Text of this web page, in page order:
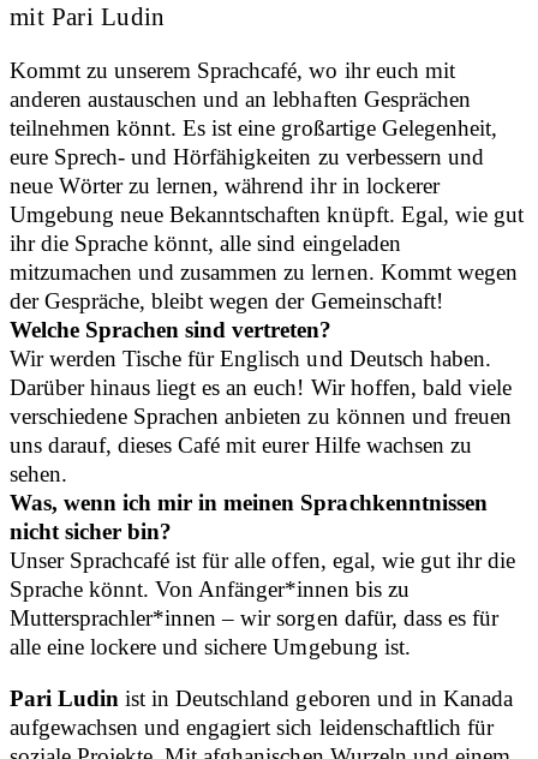
mit Pari Ludin
Kommt zu unserem Sprachcafé, wo ihr euch mit
anderen austauschen und an lebhaften Gesprächen
teilnehmen könnt. Es ist eine großartige Gelegenheit,
eure Sprech- und Hörfähigkeiten zu verbessern und
neue Wörter zu lernen, während ihr in lockerer
Umgebung neue Bekanntschaften knüpft. Egal, wie gut
ihr die Sprache könnt, alle sind eingeladen
mitzumachen und zusammen zu lernen. Kommt wegen
der Gespräche, bleibt wegen der Gemeinschaft!
Welche Sprachen sind vertreten?
Wir werden Tische für Englisch und Deutsch haben.
Darüber hinaus liegt es an euch! Wir hoffen, bald viele
verschiedene Sprachen anbieten zu können und freuen
uns darauf, dieses Café mit eurer Hilfe wachsen zu
sehen.
Was, wenn ich mir in meinen Sprachkenntnissen
nicht sicher bin?
Unser Sprachcafé ist für alle offen, egal, wie gut ihr die
Sprache könnt. Von Anfänger*innen bis zu
Muttersprachler*innen – wir sorgen dafür, dass es für
alle eine lockere und sichere Umgebung ist.
Pari Ludin ist in Deutschland geboren und in Kanada
aufgewachsen und engagiert sich leidenschaftlich für